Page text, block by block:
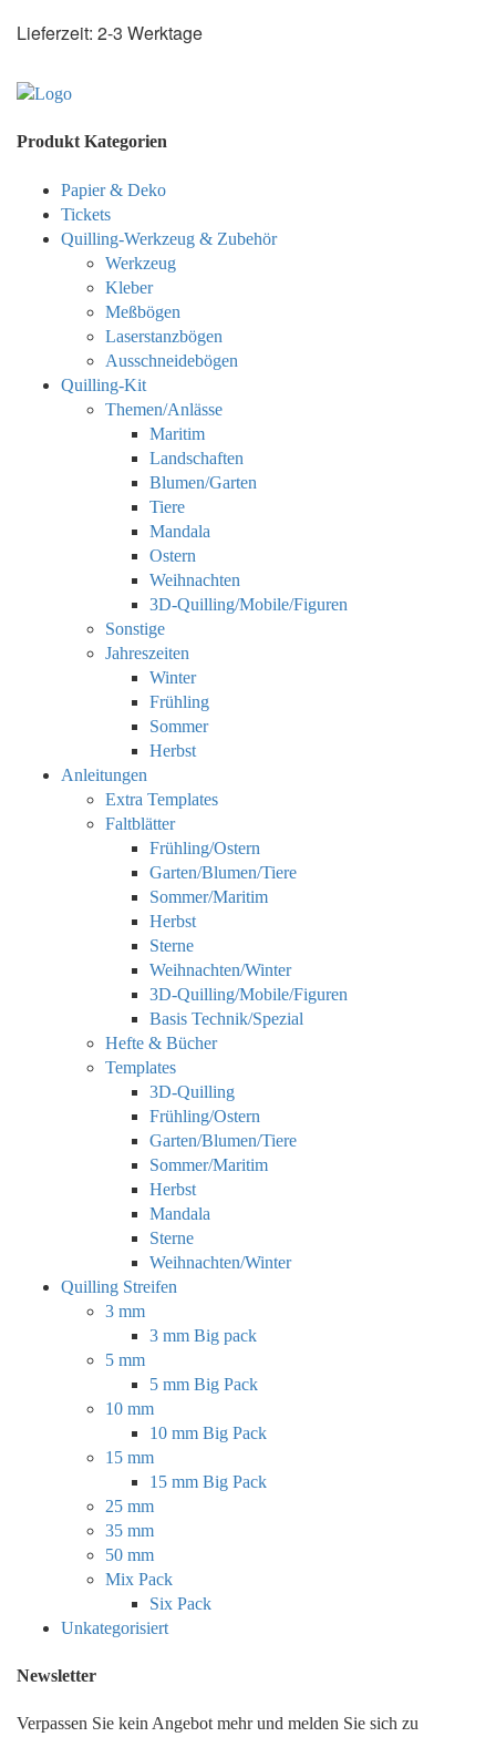
Lieferzeit: 2-3 Werktage
Produkt Kategorien
Papier & Deko
Tickets
Quilling-Werkzeug & Zubehör
Werkzeug
Kleber
Meßbögen
Laserstanzbögen
Ausschneidebögen
Quilling-Kit
Themen/Anlässe
Maritim
Landschaften
Blumen/Garten
Tiere
Mandala
Ostern
Weihnachten
3D-Quilling/Mobile/Figuren
Sonstige
Jahreszeiten
Winter
Frühling
Sommer
Herbst
Anleitungen
Extra Templates
Faltblätter
Frühling/Ostern
Garten/Blumen/Tiere
Sommer/Maritim
Herbst
Sterne
Weihnachten/Winter
3D-Quilling/Mobile/Figuren
Basis Technik/Spezial
Hefte & Bücher
Templates
3D-Quilling
Frühling/Ostern
Garten/Blumen/Tiere
Sommer/Maritim
Herbst
Mandala
Sterne
Weihnachten/Winter
Quilling Streifen
3 mm
3 mm Big pack
5 mm
5 mm Big Pack
10 mm
10 mm Big Pack
15 mm
15 mm Big Pack
25 mm
35 mm
50 mm
Mix Pack
Six Pack
Unkategorisiert
Newsletter
Verpassen Sie kein Angebot mehr und melden Sie sich zu